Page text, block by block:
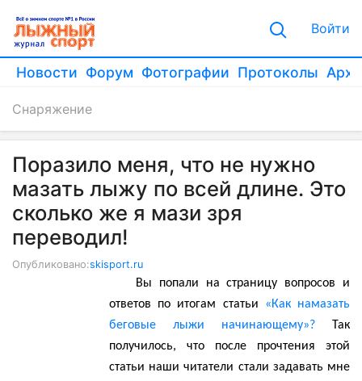
Войти
Новости Форум Фотографии Протоколы
Снаряжение
Поразило меня, что не нужно
мазать лыжу по всей длине. Это
сколько же я мази зря
переводил!
Опубликовано:skisport.ru
Вы попали на страницу вопросов и
ответов по итогам статьи
«Как намазать
беговые лыжи начинающему»?
Так
получилось, что после прочтения этой
статьи наши читатели стали задавать мне